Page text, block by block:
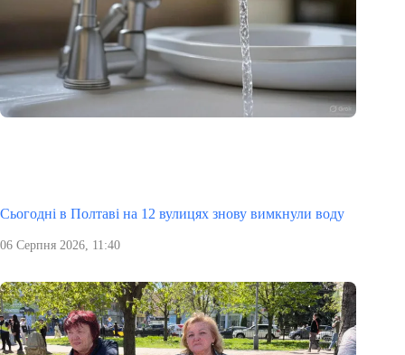
Сьогодні в Полтаві на 12 вулицях знову вимкнули воду
06 Серпня 2026, 11:40